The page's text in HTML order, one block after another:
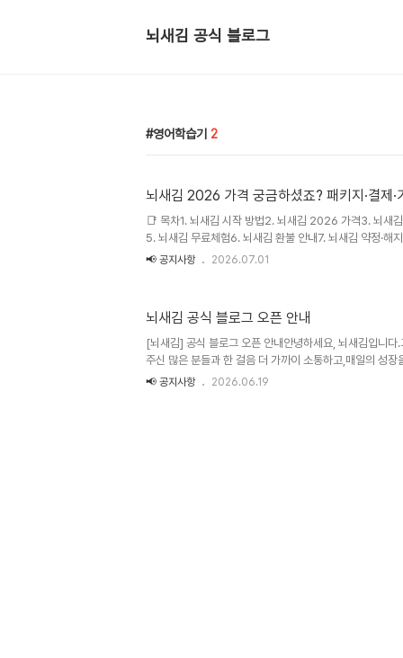
뇌새김 공식 블로그
영어학습기 2
뇌새김 2026 가격 궁금하셨죠? 패키지·결제
📑 목차1. 뇌새김 시작 방법2. 뇌새김 2026 가격3. 뇌새
5. 뇌새김 무료체험6. 뇌새김 환불 안내7. 뇌새김 약정·해
알뜰하게 이용하는 팁10. 자주 묻는 질문 (FAQ)안녕하세
뇌새김 시작 방법뇌새김은 공식 홈페이지와 이벤트 페이지,
공식 홈페이지 신청: 상담 신청을 남기면 전문 학습코디가
📢 공지사항 2026.07.01
뇌새김 공식 블로그 오픈 안내
[뇌새김] 공식 블로그 오픈 안내안녕하세요, 뇌새김입니다
주신 많은 분들과 한 걸음 더 가까이 소통하고,매일의 성장
자 뇌새김 공식 블로그를 새롭게 시작합니다. 앞으로 이곳
오직 학습자의 시선에서 끊임없이 연구해 왔습니다. 이 블
📢 공지사항 2026.06.19